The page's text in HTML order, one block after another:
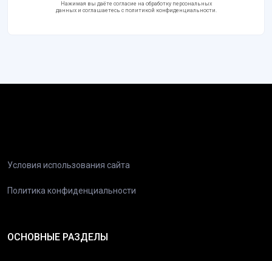
Нажимая вы даёте согласие на обработку персональных
данных и соглашаетесь с политикой конфиденциальности.
Условия использования сайта
Политика конфиденциальности
ОСНОВНЫЕ РАЗДЕЛЫ